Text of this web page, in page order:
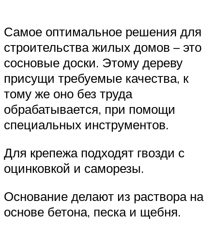
Самое оптимальное решения для
строительства жилых домов – это
сосновые доски. Этому дереву
присущи требуемые качества, к
тому же оно без труда
обрабатывается, при помощи
специальных инструментов.
Для крепежа подходят гвозди с
оцинковкой и саморезы.
Основание делают из раствора на
основе бетона, песка и щебня.